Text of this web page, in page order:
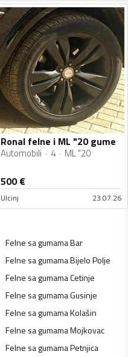
Ronal felne i ML "20 gume
Automobili 4 ML "20
500€
Ulcinj 23.07.26
Felne sa gumamaBar
Felne sa gumamaBijelo Polje
Felne sa gumamaCetinje
Felne sa gumamaGusinje
Felne sa gumamaKolašin
Felne sa gumamaMojkovac
Felne sa gumamaPetnjica